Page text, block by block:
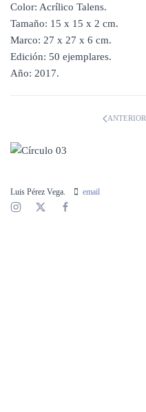
Color: Acrílico Talens.
Tamaño: 15 x 15 x 2 cm.
Marco: 27 x 27 x 6 cm.
Edición: 50 ejemplares.
Año: 2017.
ANTERIOR
Luis Pérez Vega. email